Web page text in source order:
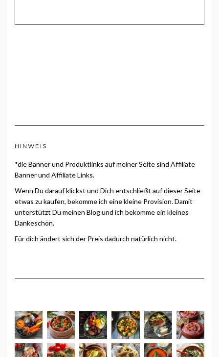
HINWEIS
*die Banner und Produktlinks auf meiner Seite sind Affiliate
Banner und Affiliate Links.
Wenn Du darauf klickst und Dich entschließt auf dieser Seite
etwas zu kaufen, bekomme ich eine kleine Provision. Damit
unterstützt Du meinen Blog und ich bekomme ein kleines
Dankeschön.
Für dich ändert sich der Preis dadurch natürlich nicht.